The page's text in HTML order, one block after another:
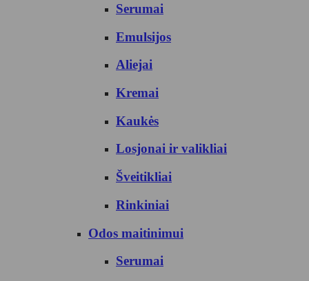
Serumai
Emulsijos
Aliejai
Kremai
Kaukės
Losjonai ir valikliai
Šveitikliai
Rinkiniai
Odos maitinimui
Serumai